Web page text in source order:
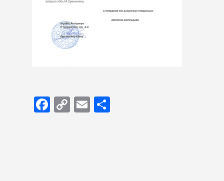
Facebook
CopyEmail